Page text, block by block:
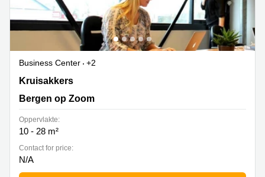
Business Center
+2
Kruisakkers 2, Bergen op Zoom
Kruisakkers
Bergen op Zoom
Oppervlakte:
10 - 28 m²
Contact for price:
N/A